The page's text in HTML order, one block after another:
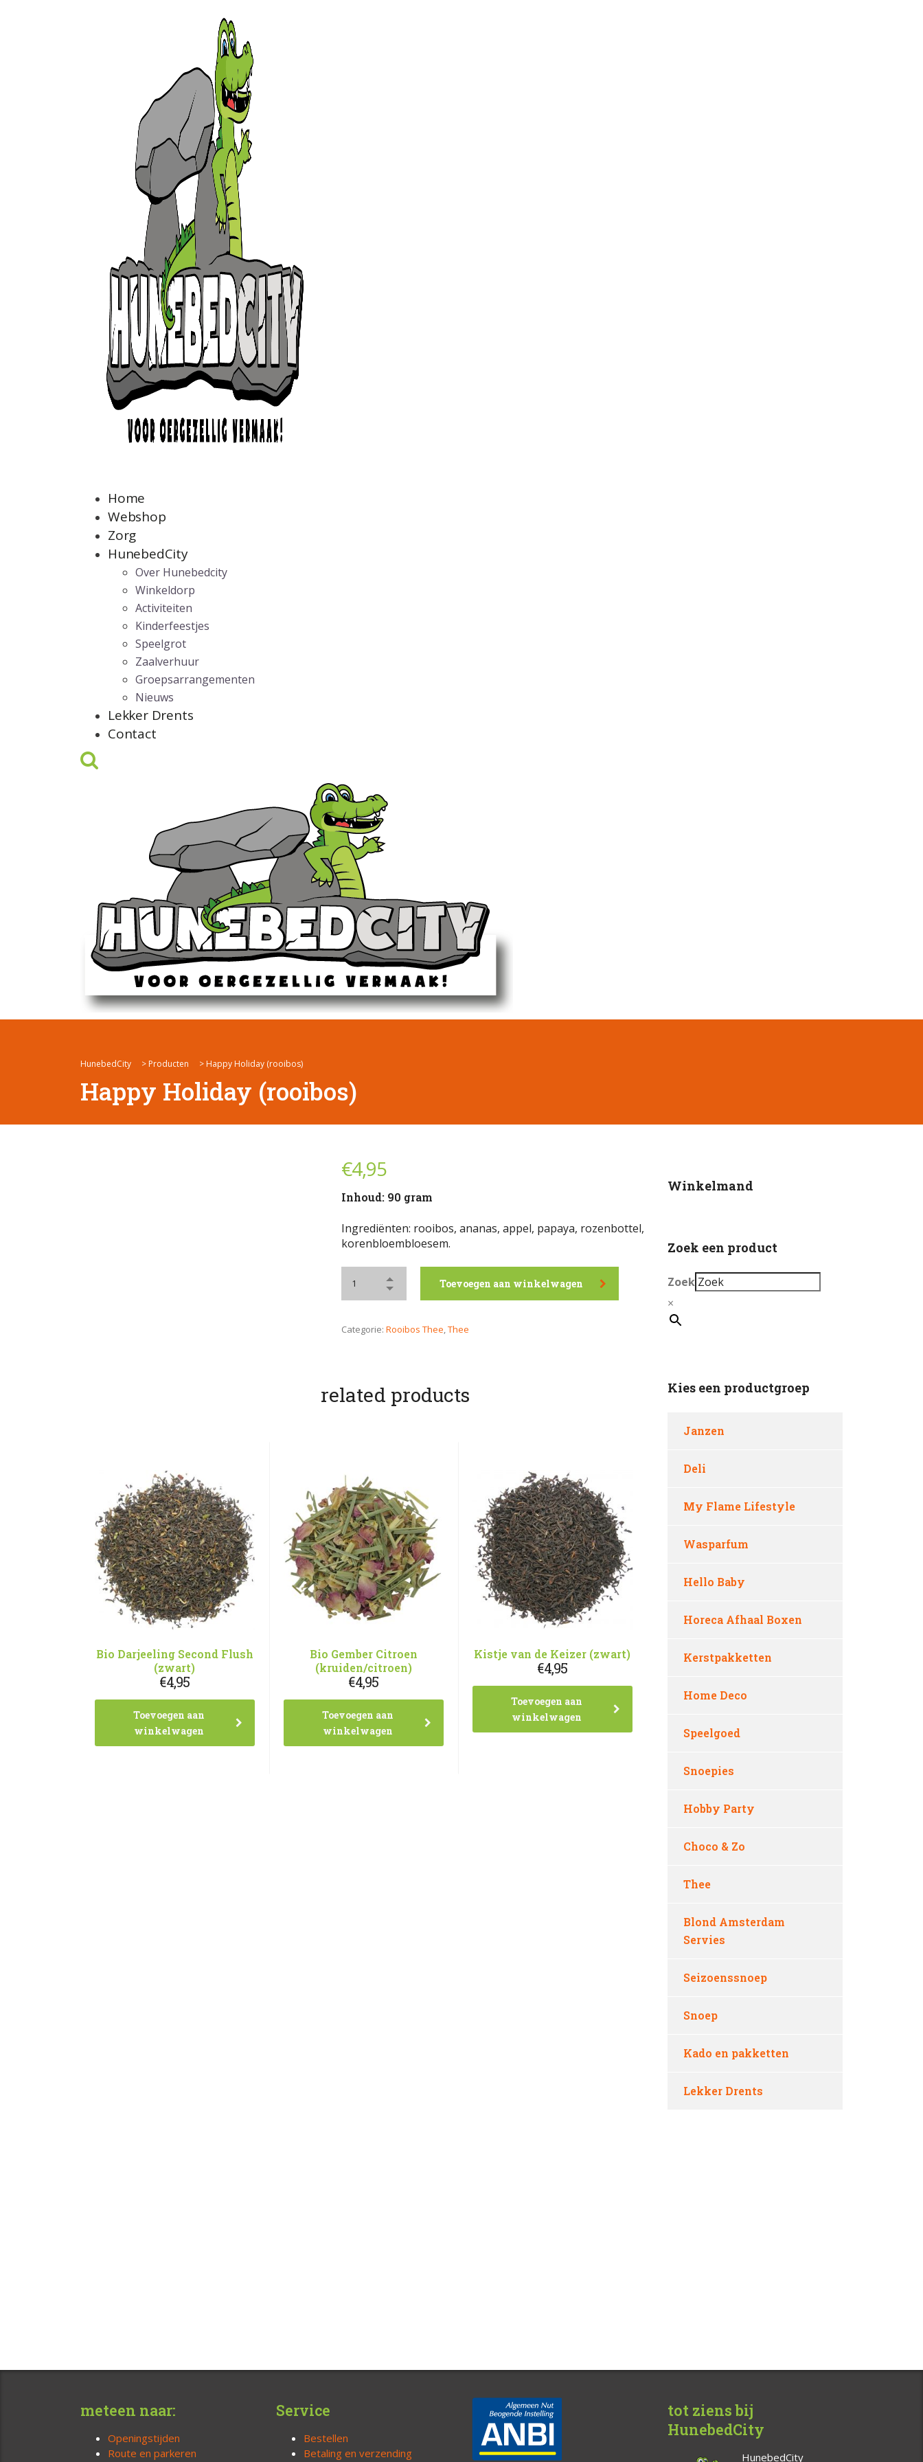
Home
Webshop
Zorg
HunebedCity
Over Hunebedcity
Winkeldorp
Activiteiten
Kinderfeestjes
Speelgrot
Zaalverhuur
Groepsarrangementen
Nieuws
Lekker Drents
Contact
HunebedCity > Producten > Happy Holiday (rooibos)
Happy Holiday (rooibos)
€4,95
Inhoud: 90 gram
Ingrediënten: rooibos, ananas, appel, papaya, rozenbottel,
korenbloembloesem.
Toevoegen aan winkelwagen
Categorie: Rooibos Thee,Thee
related products
Bio Darjeeling Second Flush
(zwart)
€4,95
Toevoegen aan
winkelwagen
Bio Gember Citroen
(kruiden/citroen)
€4,95
Toevoegen aan
winkelwagen
Kistje van de Keizer (zwart)
€4,95
Toevoegen aan
winkelwagen
Winkelmand
Zoek een product
Zoek
×
Kies een productgroep
Janzen
Deli
My Flame Lifestyle
Wasparfum
Hello Baby
Horeca Afhaal Boxen
Kerstpakketten
Home Deco
Speelgoed
Snoepies
Hobby Party
Choco & Zo
Thee
Blond Amsterdam
Servies
Seizoenssnoep
Snoep
Kado en pakketten
Lekker Drents
meteen naar:
Openingstijden
Route en parkeren
Service
Bestellen
Betaling en verzending
tot ziens bij
HunebedCity
HunebedCity